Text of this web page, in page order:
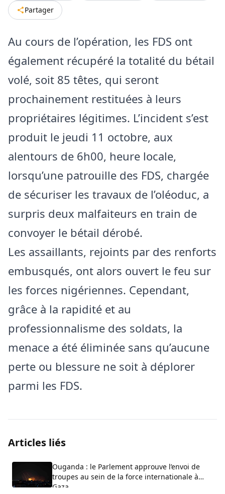
Partager
Au cours de l’opération, les FDS ont
également récupéré la totalité du bétail
volé, soit 85 têtes, qui seront
prochainement restituées à leurs
propriétaires légitimes. L’incident s’est
produit le jeudi 11 octobre, aux
alentours de 6h00, heure locale,
lorsqu’une patrouille des FDS, chargée
de sécuriser les travaux de l’oléoduc, a
surpris deux malfaiteurs en train de
convoyer le bétail dérobé.
Les assaillants, rejoints par des renforts
embusqués, ont alors ouvert le feu sur
les forces nigériennes. Cependant,
grâce à la rapidité et au
professionnalisme des soldats, la
menace a été éliminée sans qu’aucune
perte ou blessure ne soit à déplorer
parmi les FDS.
Articles liés
Ouganda : le Parlement approuve l’envoi de
troupes au sein de la force internationale à
Gaza